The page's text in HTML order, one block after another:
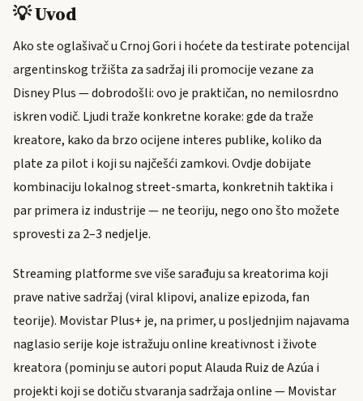
💡 Uvod
Ako ste oglašivač u Crnoj Gori i hoćete da testirate potencijal
argentinskog tržišta za sadržaj ili promocije vezane za
Disney Plus — dobrodošli: ovo je praktičan, no nemilosrdno
iskren vodič. Ljudi traže konkretne korake: gde da traže
kreatore, kako da brzo ocijene interes publike, koliko da
plate za pilot i koji su najčešći zamkovi. Ovdje dobijate
kombinaciju lokalnog street-smarta, konkretnih taktika i
par primera iz industrije — ne teoriju, nego ono što možete
sprovesti za 2–3 nedjelje.
Streaming platforme sve više sarađuju sa kreatorima koji
prave native sadržaj (viral klipovi, analize epizoda, fan
teorije). Movistar Plus+ je, na primer, u posljednjim najavama
naglasio serije koje istražuju online kreativnost i živote
kreatora (pominju se autori poput Alauda Ruiz de Azúa i
projekti koji se dotiču stvaranja sadržaja online — Movistar